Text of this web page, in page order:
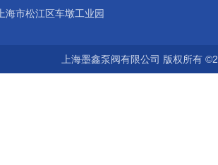
上海市松江区车墩工业园
上海墨鑫泵阀有限公司 版权所有